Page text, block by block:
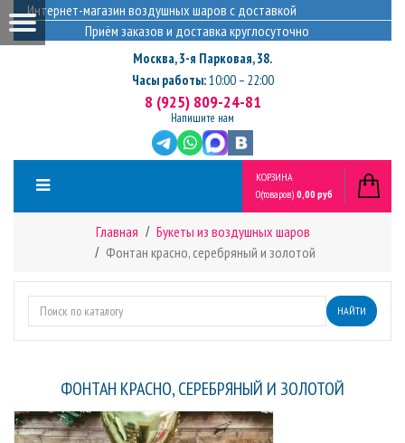
Интернет-магазин воздушных шаров с доставкой
Приём заказов и доставка круглосуточно
Москва,3-я Парковая, 38.
Часы работы:10:00 – 22:00
8 (925) 809-24-81
Напишите нам
КОРЗИНА
0(товаров) 0,00 руб
Главная
Букеты из воздушных шаров
Фонтан красно, серебряный и золотой
НАЙТИ
ФОНТАН КРАСНО, СЕРЕБРЯНЫЙ И ЗОЛОТОЙ